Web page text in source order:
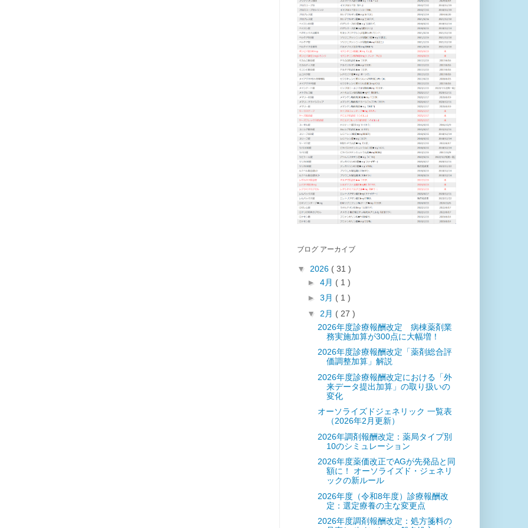
ブログ アーカイブ
▼ 2026 ( 31 )
► 4月 ( 1 )
► 3月 ( 1 )
▼ 2月 ( 27 )
2026年度診療報酬改定 病棟薬剤業
務実施加算が300点に大幅増！
2026年度診療報酬改定「薬剤総合評
価調整加算」解説
2026年度診療報酬改定における「外
来データ提出加算」の取り扱いの
変化
オーソライズドジェネリック 一覧表
（2026年2月更新）
2026年調剤報酬改定：薬局タイプ別
10のシミュレーション
2026年度薬価改正でAGが先発品と同
額に！ オーソライズド・ジェネリ
ックの新ルール
2026年度（令和8年度）診療報酬改
定：選定療養の主な変更点
2026年度調剤報酬改定：処方箋料の